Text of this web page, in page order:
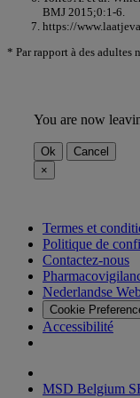
BMJ 2015;0:1-6.
https://
* Par rapport à des adultes
You are now
Ok
Cancel
×
Termes et
Politique de
Contactez-nous
Nederlandse
Cookie
Accessibilité
MSD Belgium